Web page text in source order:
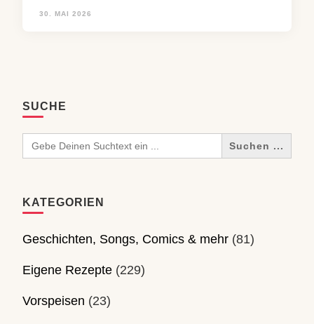
30. MAI 2026
SUCHE
Search
for:
KATEGORIEN
Geschichten, Songs, Comics & mehr (81)
Eigene Rezepte (229)
Vorspeisen (23)